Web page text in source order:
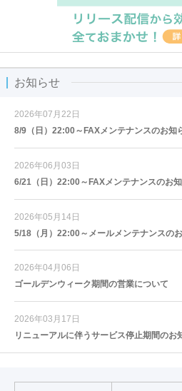
お知らせ
2026年07月22日
8/9（日）22:00～FAXメンテナンスのお知
2026年06月03日
6/21（日）22:00～FAXメンテナンスのお
2026年05月14日
5/18（月）22:00～メールメンテナンスの
2026年04月06日
ゴールデンウィーク期間の営業について
2026年03月17日
リニューアルに伴うサービス停止期間のお